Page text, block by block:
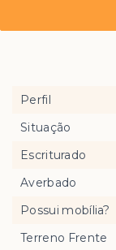
Perfil
Situação
Escriturado
Averbado
Possui mobília?
Terreno Frente